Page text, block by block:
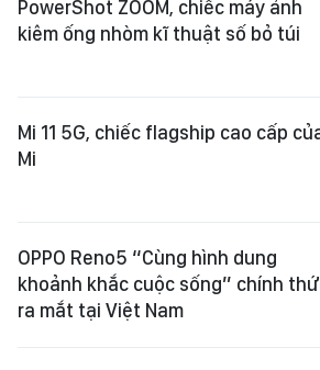
PowerShot ZOOM, chiếc máy ảnh
kiêm ống nhòm kĩ thuật số bỏ túi ​
Mi 11 5G, chiếc flagship cao cấp
Mi
OPPO Reno5 “Cùng hình dung
khoảnh khắc cuộc sống” chính
ra mắt tại Việt Nam